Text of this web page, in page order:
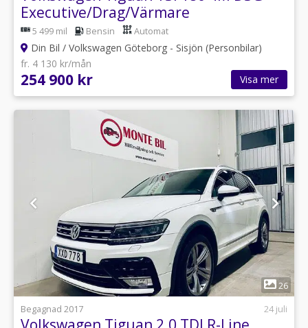
Executive/Drag/Värmare
5 499 mil Bensin Automat
Din Bil / Volkswagen Göteborg - Sisjön (Personbilar)
fr. 4 130 kr/mån
254 900 kr Visa mer
1
26
Begagnad 2017
24 juli